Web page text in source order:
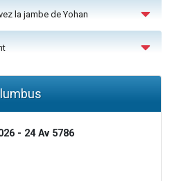
la jambe de Yohan
- 24 Av 5786